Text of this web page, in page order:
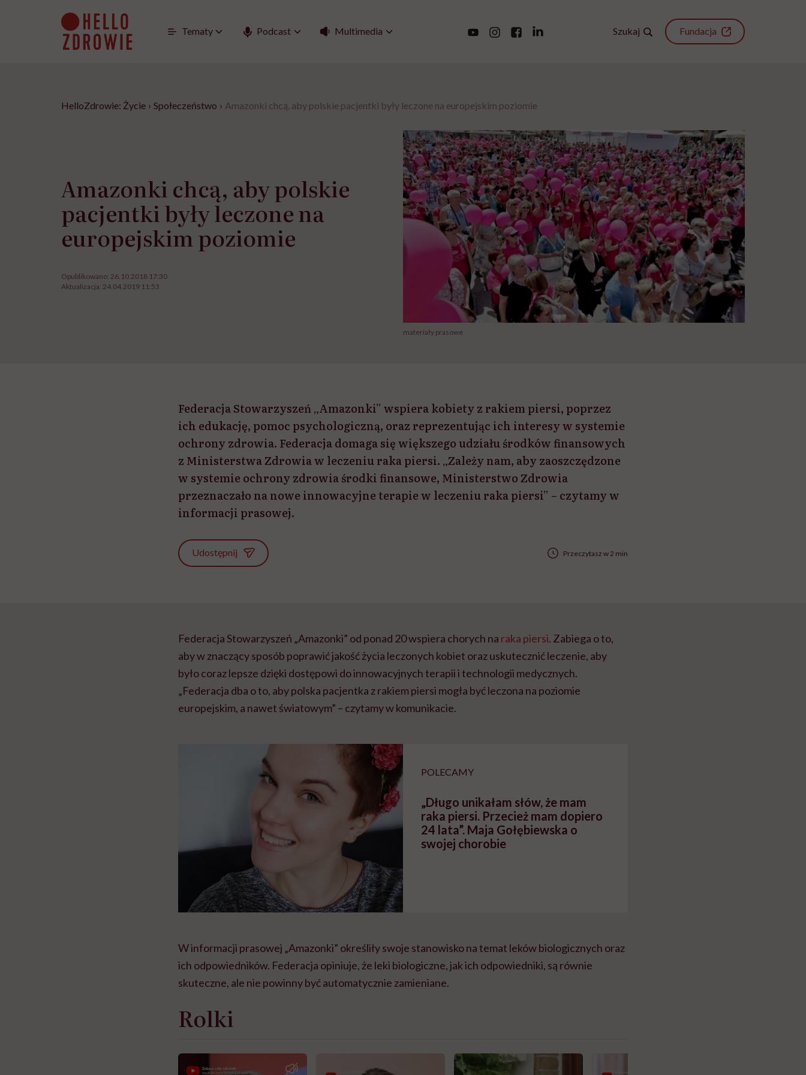
Tematy Podcast Multimedia Szukaj Fundacja
HelloZdrowie: Życie › Społeczeństwo › Amazonki chcą, aby polskie pacjentki były leczone na europejskim poziomie
Amazonki chcą, aby polskie
pacjentki były leczone na
europejskim poziomie
Opublikowano: 26.10.2018 17:30
Aktualizacja: 24.04.2019 11:53
materiały prasowe
Federacja Stowarzyszeń „Amazonki” wspiera kobiety z rakiem piersi, poprzez
ich edukację, pomoc psychologiczną, oraz reprezentując ich interesy w systemie
ochrony zdrowia. Federacja domaga się większego udziału środków finansowych
z Ministerstwa Zdrowia w leczeniu raka piersi. „Zależy nam, aby zaoszczędzone
w systemie ochrony zdrowia środki finansowe, Ministerstwo Zdrowia
przeznaczało na nowe innowacyjne terapie w leczeniu raka piersi” – czytamy w
informacji prasowej.
Udostępnij Przeczytasz w 2 min
Federacja Stowarzyszeń „Amazonki” od ponad 20 wspiera chorych na raka piersi. Zabiega o to,
aby w znaczący sposób poprawić jakość życia leczonych kobiet oraz uskutecznić leczenie, aby
było coraz lepsze dzięki dostępowi do innowacyjnych terapii i technologii medycznych.
„Federacja dba o to, aby polska pacjentka z rakiem piersi mogła być leczona na poziomie
europejskim, a nawet światowym” – czytamy w komunikacie.
POLECAMY
„Długo unikałam słów, że mam
raka piersi. Przecież mam dopiero
24 lata”. Maja Gołębiewska o
swojej chorobie
W informacji prasowej „Amazonki” określiły swoje stanowisko na temat leków biologicznych oraz
ich odpowiedników. Federacja opiniuje, że leki biologiczne, jak ich odpowiedniki, są równie
skuteczne, ale nie powinny być automatycznie zamieniane.
Rolki